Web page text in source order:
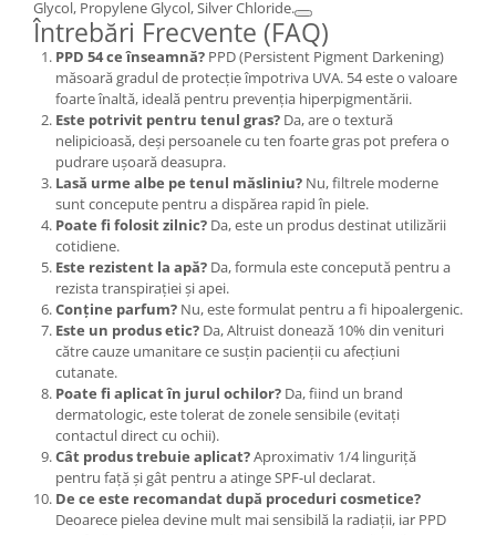
Glycol, Propylene Glycol, Silver Chloride.
Întrebări Frecvente (FAQ)
PPD 54 ce înseamnă? PPD (Persistent Pigment Darkening)
măsoară gradul de protecție împotriva UVA. 54 este o valoare
foarte înaltă, ideală pentru prevenția hiperpigmentării.
Este potrivit pentru tenul gras? Da, are o textură
nelipicioasă, deși persoanele cu ten foarte gras pot prefera o
pudrare ușoară deasupra.
Lasă urme albe pe tenul măsliniu? Nu, filtrele moderne
sunt concepute pentru a dispărea rapid în piele.
Poate fi folosit zilnic? Da, este un produs destinat utilizării
cotidiene.
Este rezistent la apă? Da, formula este concepută pentru a
rezista transpirației și apei.
Conține parfum? Nu, este formulat pentru a fi hipoalergenic.
Este un produs etic? Da, Altruist donează 10% din venituri
către cauze umanitare ce susțin pacienții cu afecțiuni
cutanate.
Poate fi aplicat în jurul ochilor? Da, fiind un brand
dermatologic, este tolerat de zonele sensibile (evitați
contactul direct cu ochii).
Cât produs trebuie aplicat?Aproximativ 1/4 linguriță
pentru față și gât pentru a atinge SPF-ul declarat.
De ce este recomandat după proceduri cosmetice?
Deoarece pielea devine mult mai sensibilă la radiații, iar PPD